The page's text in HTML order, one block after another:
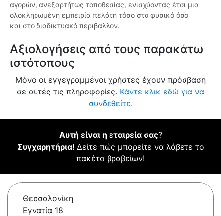
αγορών, ανεξαρτήτως τοποθεσίας, ενισχύοντας έτσι μια
ολοκληρωμένη εμπειρία πελάτη τόσο στο φυσικό όσο
και στο διαδικτυακό περιβάλλον.
Αξιολογήσεις από τους παρακάτω
ιστότοπους
Μόνο οι εγγεγραμμένοι χρήστες έχουν πρόσβαση
σε αυτές τις πληροφορίες. Κάντε κλικ εδώ για να
συνδεθείτε.
Αυτή είναι η εταιρεία σας?
Συγχαρητήρια! Δείτε πώς μπορείτε να λάβετε το
πακέτο βραβείων!
Θεσσαλονίκη
Εγνατία 18